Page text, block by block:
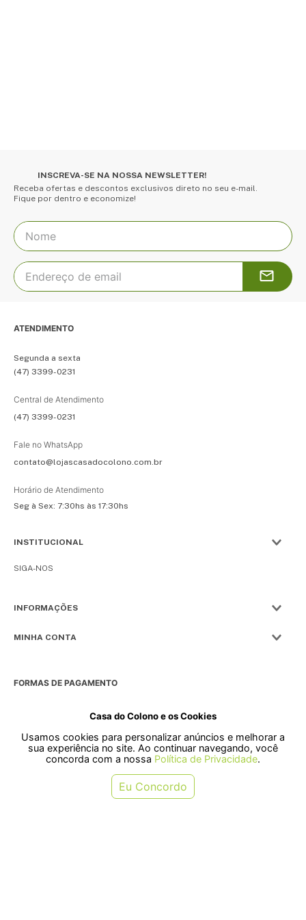
Casa do Colono e os Cookies
Usamos cookies para personalizar anúncios e melhorar a
sua experiência no site. Ao continuar navegando, você
concorda com a nossa Política de Privacidade.
Eu Concordo
INSCREVA-SE NA NOSSA NEWSLETTER!
Receba ofertas e descontos exclusivos direto no seu e-mail.
Fique por dentro e economize!
ATENDIMENTO
Segunda a sexta
(47) 3399-0231
Central de Atendimento
(47) 3399-0231
Fale no WhatsApp
contato@lojascasadocolono.com.br
Horário de Atendimento
Seg à Sex: 7:30hs às 17:30hs
INSTITUCIONAL
SIGA-NOS
INFORMAÇÕES
MINHA CONTA
FORMAS DE PAGAMENTO
SELOS
Rua Pre. Frederico Hardt, 119 - Centro, Indaial - SC, 89080-018